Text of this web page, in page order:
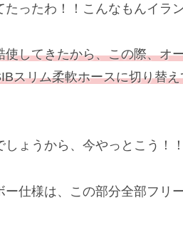
ったわ！！こんなもんイラ
使してきたから、この際、オ
スリム柔軟ホースに切り替
ょうから、今やっとこう！！
仕様は、この部分全部フリ